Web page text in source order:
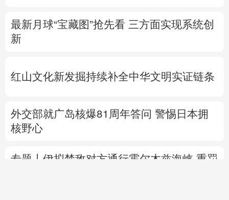
最新月球“宝藏图”抢先看 三方面实现系统创
新
红山文化新发掘持续补全中华文明实证链条
外交部就广岛核爆81周年答问 警惕日本拥
核野心
专题丨 伊拟禁敌对方通行霍尔木兹海峡 重罚